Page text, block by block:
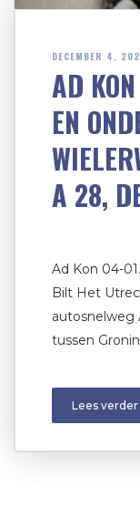
DECEMBER 4,
AD
EN
A 28,
Ad Kon 04-
Bilt Het
autosnelweg
tussen
Lees verder